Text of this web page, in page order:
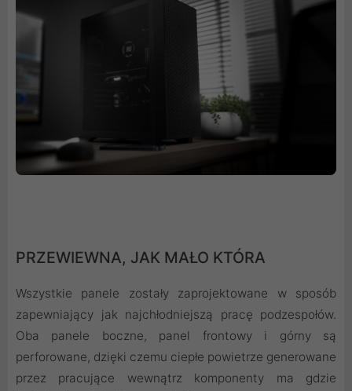
PRZEWIEWNA, JAK MAŁO KTÓRA
Wszystkie panele zostały zaprojektowane w sposób
zapewniający jak najchłodniejszą pracę podzespołów.
Oba panele boczne, panel frontowy i górny są
perforowane, dzięki czemu ciepłe powietrze generowane
przez pracujące wewnątrz komponenty ma gdzie